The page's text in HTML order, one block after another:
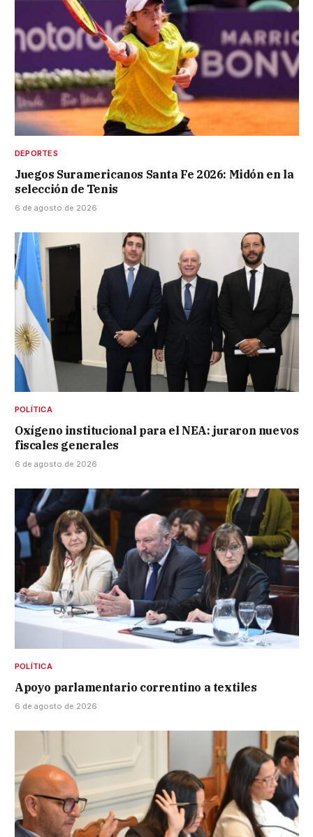
DEPORTES
Juegos Suramericanos Santa Fe 2026: Midón en la
selección de Tenis
6 de agosto de 2026
POLÍTICA
Oxígeno institucional para el NEA: juraron nuevos
fiscales generales
6 de agosto de 2026
POLÍTICA
Apoyo parlamentario correntino a textiles
6 de agosto de 2026